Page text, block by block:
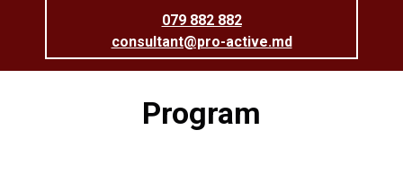
079 882 882
consultant@pro-active.md
Program